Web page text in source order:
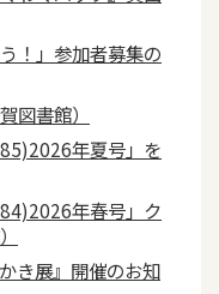
！」参加者募集の
図書館）
年夏号」を
年春号」ク
き展』開催のお知